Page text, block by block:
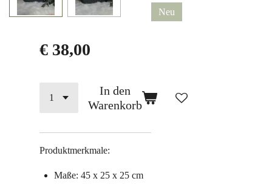
Neu
€ 38,00
In den
Warenkorb
Produktmerkmale:
Maße: 45 x 25 x 25 cm